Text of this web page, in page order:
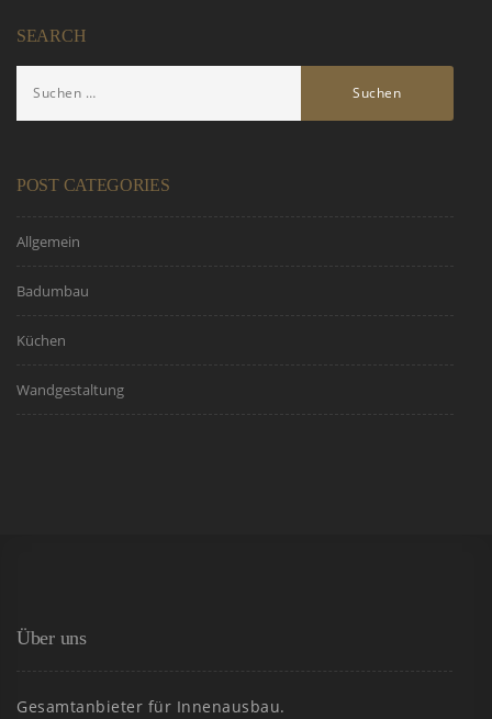
SEARCH
POST CATEGORIES
Allgemein
Badumbau
Küchen
Wandgestaltung
Über uns
Gesamtanbieter für Innenausbau.